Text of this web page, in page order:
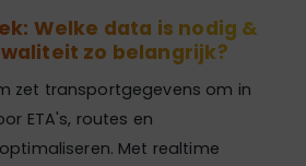
Welke data is nodig &
zo belangrijk?
zet transportgegevens om in
ETA's, routes en
Met realtime